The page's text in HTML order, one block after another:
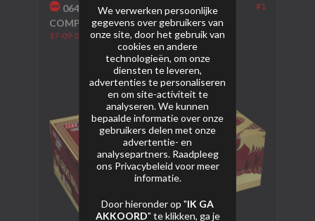
#1
06478 - The Great Wall 180's -
COMPOUND
17-09-2024, 15:27
We verwerken persoonlijke
gegevens over gebruikers van
onze site, door het gebruik van
cookies en andere
technologieën, om onze
diensten te leveren,
advertenties te personaliseren
en om site-activiteit te
analyseren. We kunnen
bepaalde informatie over onze
gebruikers delen met onze
advertentie- en
analysepartners. Raadpleeg
ons Privacybeleid voor meer
informatie.
Door hieronder op "IK GA
AKKOORD" te klikken, ga je